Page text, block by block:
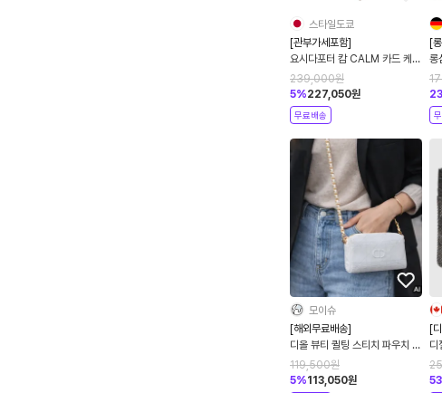
스타일도쿄
[관부가세포함]
요시다포터 캄 CALM 카드 케이
스 데일리 명함지갑 카드지갑
041-03127
239,000원
5%227,050원
무료배송
[
가]
롱
치
23
모이슈
[해외무료배송]
디올 뷰티 퀼팅 스티치 파우치 가
방 꾸미기
119,500원
5%113,050원
[
디
레
53